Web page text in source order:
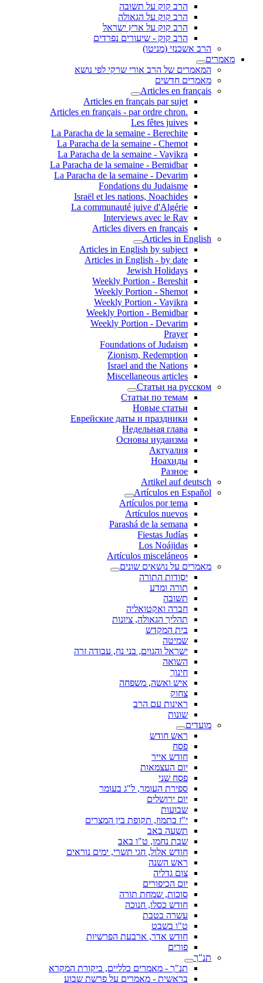
הרב קוק על תשובה
הרב קוק על הגאולה
הרב קוק על ארץ ישראל
הרב קוק - שיעורים נפרדים
הרב אשכנזי (מניטו)
מאמרים
המאמרים של הרב אורי שרקי לפי נושא
מאמרים חדשים
Articles en français
Articles en français par sujet
.Articles en français - par ordre chron
Les fêtes juives
La Paracha de la semaine - Berechite
La Paracha de la semaine - Chemot
La Paracha de la semaine - Vayikra
La Paracha de la semaine - Bemidbar
La Paracha de la semaine - Devarim
Fondations du Judaisme
Israël et les nations, Noachides
La communauté juive d'Algérie
Interviews avec le Rav
Articles divers en français
Articles in English
Articles in English by subject
Articles in English - by date
Jewish Holidays
Weekly Portion - Bereshit
Weekly Portion - Shemot
Weekly Portion - Vayikra
Weekly Portion - Bemidbar
Weekly Portion - Devarim
Prayer
Foundations of Judaism
Zionism, Redemption
Israel and the Nations
Miscellaneous articles
Статьи на русском
Статьи по темам
Новые статьи
Еврейские даты и праздники
Недельная глава
Основы иудаизма
Актуалия
Ноахиды
Разное
Artikel auf deutsch
Artículos en Español
Artículos por tema
Artículos nuevos
Parashá de la semana
Fiestas Judías
Los Noájidas
Artículos misceláneos
מאמרים על נושאים שונים
יסודות התורה
תורה ומדע
תשובה
חברה ואקטואליה
תהליך הגאולה, ציונות
בית המקדש
שמיטה
ישראל והגוים, בני נח, עבודה זרה
השואה
חינוך
איש ואשה, משפחה
צחוק
ראינות עם הרב
שונות
מועדים
ראש חודש
פסח
חודש אייר
יום העצמאות
פסח שני
ספירת העומר, ל"ג בעומר
יום ירושלים
שבועות
י"ז בתמוז, תקופת בין המצרים
תשעה באב
שבת נחמו, ט"ו באב
חודש אלול, חגי תשרי, ימים נוראים
ראש השנה
צום גדליה
יום הכיפורים
סוכות, שמחת תורה
חודש כסלו, חנוכה
עשרה בטבת
ט"ו בשבט
חודש אדר, ארבעת הפרשיות
פורים
תנ"ך
תנ"ך - מאמרים כלליים, ביקורת המקרא
בראשית - מאמרים על פרשת שבוע